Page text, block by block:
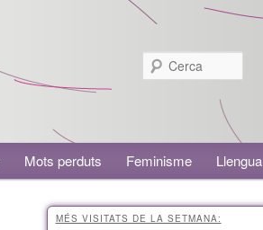
Mots perduts Feminisme Llengua
MÉS VISITATS DE LA SETMANA: